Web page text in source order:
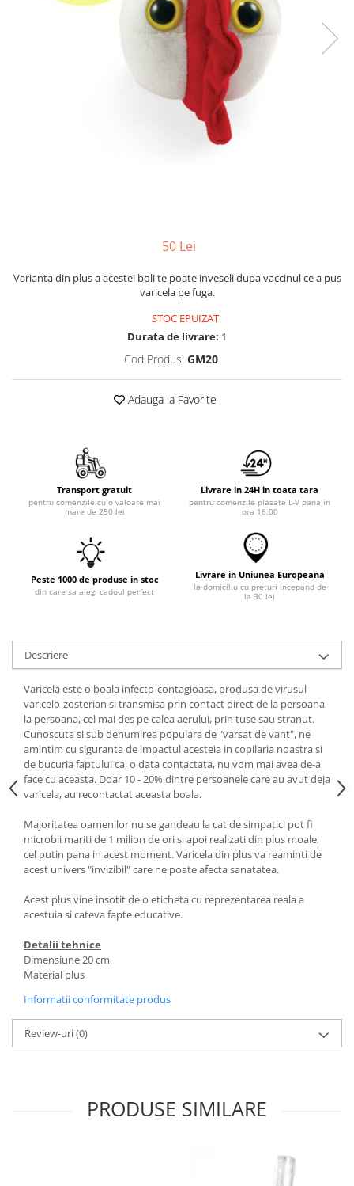
50 Lei
Varianta din plus a acestei boli te poate inveseli dupa vaccinul ce a pus
varicela pe fuga.
STOC EPUIZAT
Durata de livrare: 1
Cod Produs: GM20
Adauga la Favorite
Transport gratuit
pentru comenzile cu o valoare mai
mare de 250 lei
Livrare in 24H in toata tara
pentru comenzile plasate L-V pana in
ora 16:00
Peste 1000 de produse in stoc
din care sa alegi cadoul perfect
Livrare in Uniunea Europeana
la domiciliu cu preturi incepand de
la 30 lei
Descriere
Varicela este o boala infecto-contagioasa, produsa de virusul
varicelo-zosterian si transmisa prin contact direct de la persoana
la persoana, cel mai des pe calea aerului, prin tuse sau stranut.
Cunoscuta si sub denumirea populara de "varsat de vant", ne
amintim cu siguranta de impactul acesteia in copilaria noastra si
de bucuria faptului ca, o data contactata, nu vom mai avea de-a
face cu aceasta. Doar 10 - 20% dintre persoanele care au avut deja
varicela, au recontactat aceasta boala.
Majoritatea oamenilor nu se gandeau la cat de simpatici pot fi
microbii mariti de 1 milion de ori si apoi realizati din plus moale,
cel putin pana in acest moment. Varicela din plus va reaminti de
acest univers "invizibil" care ne poate afecta sanatatea.
Acest plus vine insotit de o eticheta cu reprezentarea reala a
acestuia si cateva fapte educative.
Detalii tehnice
Dimensiune 20 cm
Material plus
Informatii conformitate produs
Review-uri(0)
PRODUSE SIMILARE